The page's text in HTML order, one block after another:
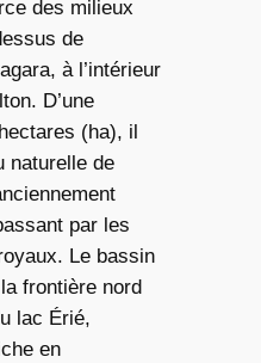
des milieux
de
à l’intérieur
D’une
(ha), il
naturelle de
par les
Le bassin
frontière nord
lac Érié,
en